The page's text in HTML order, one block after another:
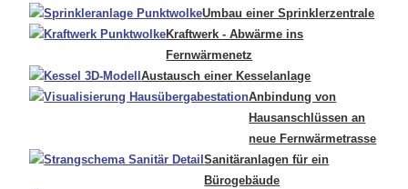
Umbau einer Sprinklerzentrale
Kraftwerk - Abwärme ins
Fernwärmenetz
Austausch einer Kesselanlage
Anbindung von
Hausanschlüssen an
neue Fernwärmetrasse
Sanitäranlagen für ein
Bürogebäude